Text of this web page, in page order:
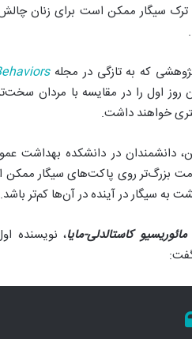
سیگار ممکن است برای زنان چالش
که به تازگی در مجله
روز اول را در مقایسه با مردان
خواهند داشت.
دانشمندان در دانشکده بهداشت
بزرگ‌تر روی پاکت‌های سیگار ممکن
به سیگار در آینده در آن‌ها کم‌تر باشد.
کاستالدلی-مایا، نویسنده